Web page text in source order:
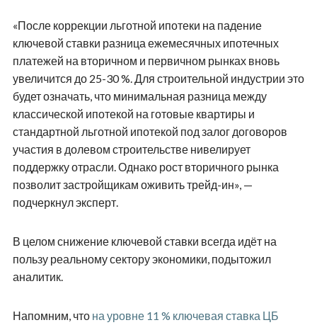
«После коррекции льготной ипотеки на падение
ключевой ставки разница ежемесячных ипотечных
платежей на вторичном и первичном рынках вновь
увеличится до 25-30 %. Для строительной индустрии это
будет означать, что минимальная разница между
классической ипотекой на готовые квартиры и
стандартной льготной ипотекой под залог договоров
участия в долевом строительстве нивелирует
поддержку отрасли. Однако рост вторичного рынка
позволит застройщикам оживить трейд-ин», —
подчеркнул эксперт.
В целом снижение ключевой ставки всегда идёт на
пользу реальному сектору экономики, подытожил
аналитик.
Напомним, что на уровне 11 % ключевая ставка ЦБ